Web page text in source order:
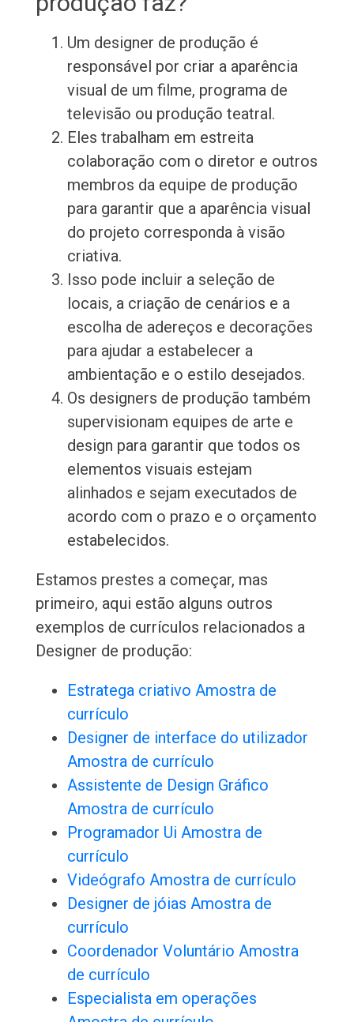
Um designer de produção é
responsável por criar a aparência
visual de um filme, programa de
televisão ou produção teatral.
Eles trabalham em estreita
colaboração com o diretor e outros
membros da equipe de produção
para garantir que a aparência visual
do projeto corresponda à visão
criativa.
Isso pode incluir a seleção de
locais, a criação de cenários e a
escolha de adereços e decorações
para ajudar a estabelecer a
ambientação e o estilo desejados.
Os designers de produção também
supervisionam equipes de arte e
design para garantir que todos os
elementos visuais estejam
alinhados e sejam executados de
acordo com o prazo e o orçamento
estabelecidos.
Estamos prestes a começar, mas
primeiro, aqui estão alguns outros
exemplos de currículos relacionados a
Designer de produção:
Estratega criativo Amostra de
currículo
Designer de interface do utilizador
Amostra de currículo
Assistente de Design Gráfico
Amostra de currículo
Programador Ui Amostra de
currículo
Videógrafo Amostra de currículo
Designer de jóias Amostra de
currículo
Coordenador Voluntário Amostra
de currículo
Especialista em operações